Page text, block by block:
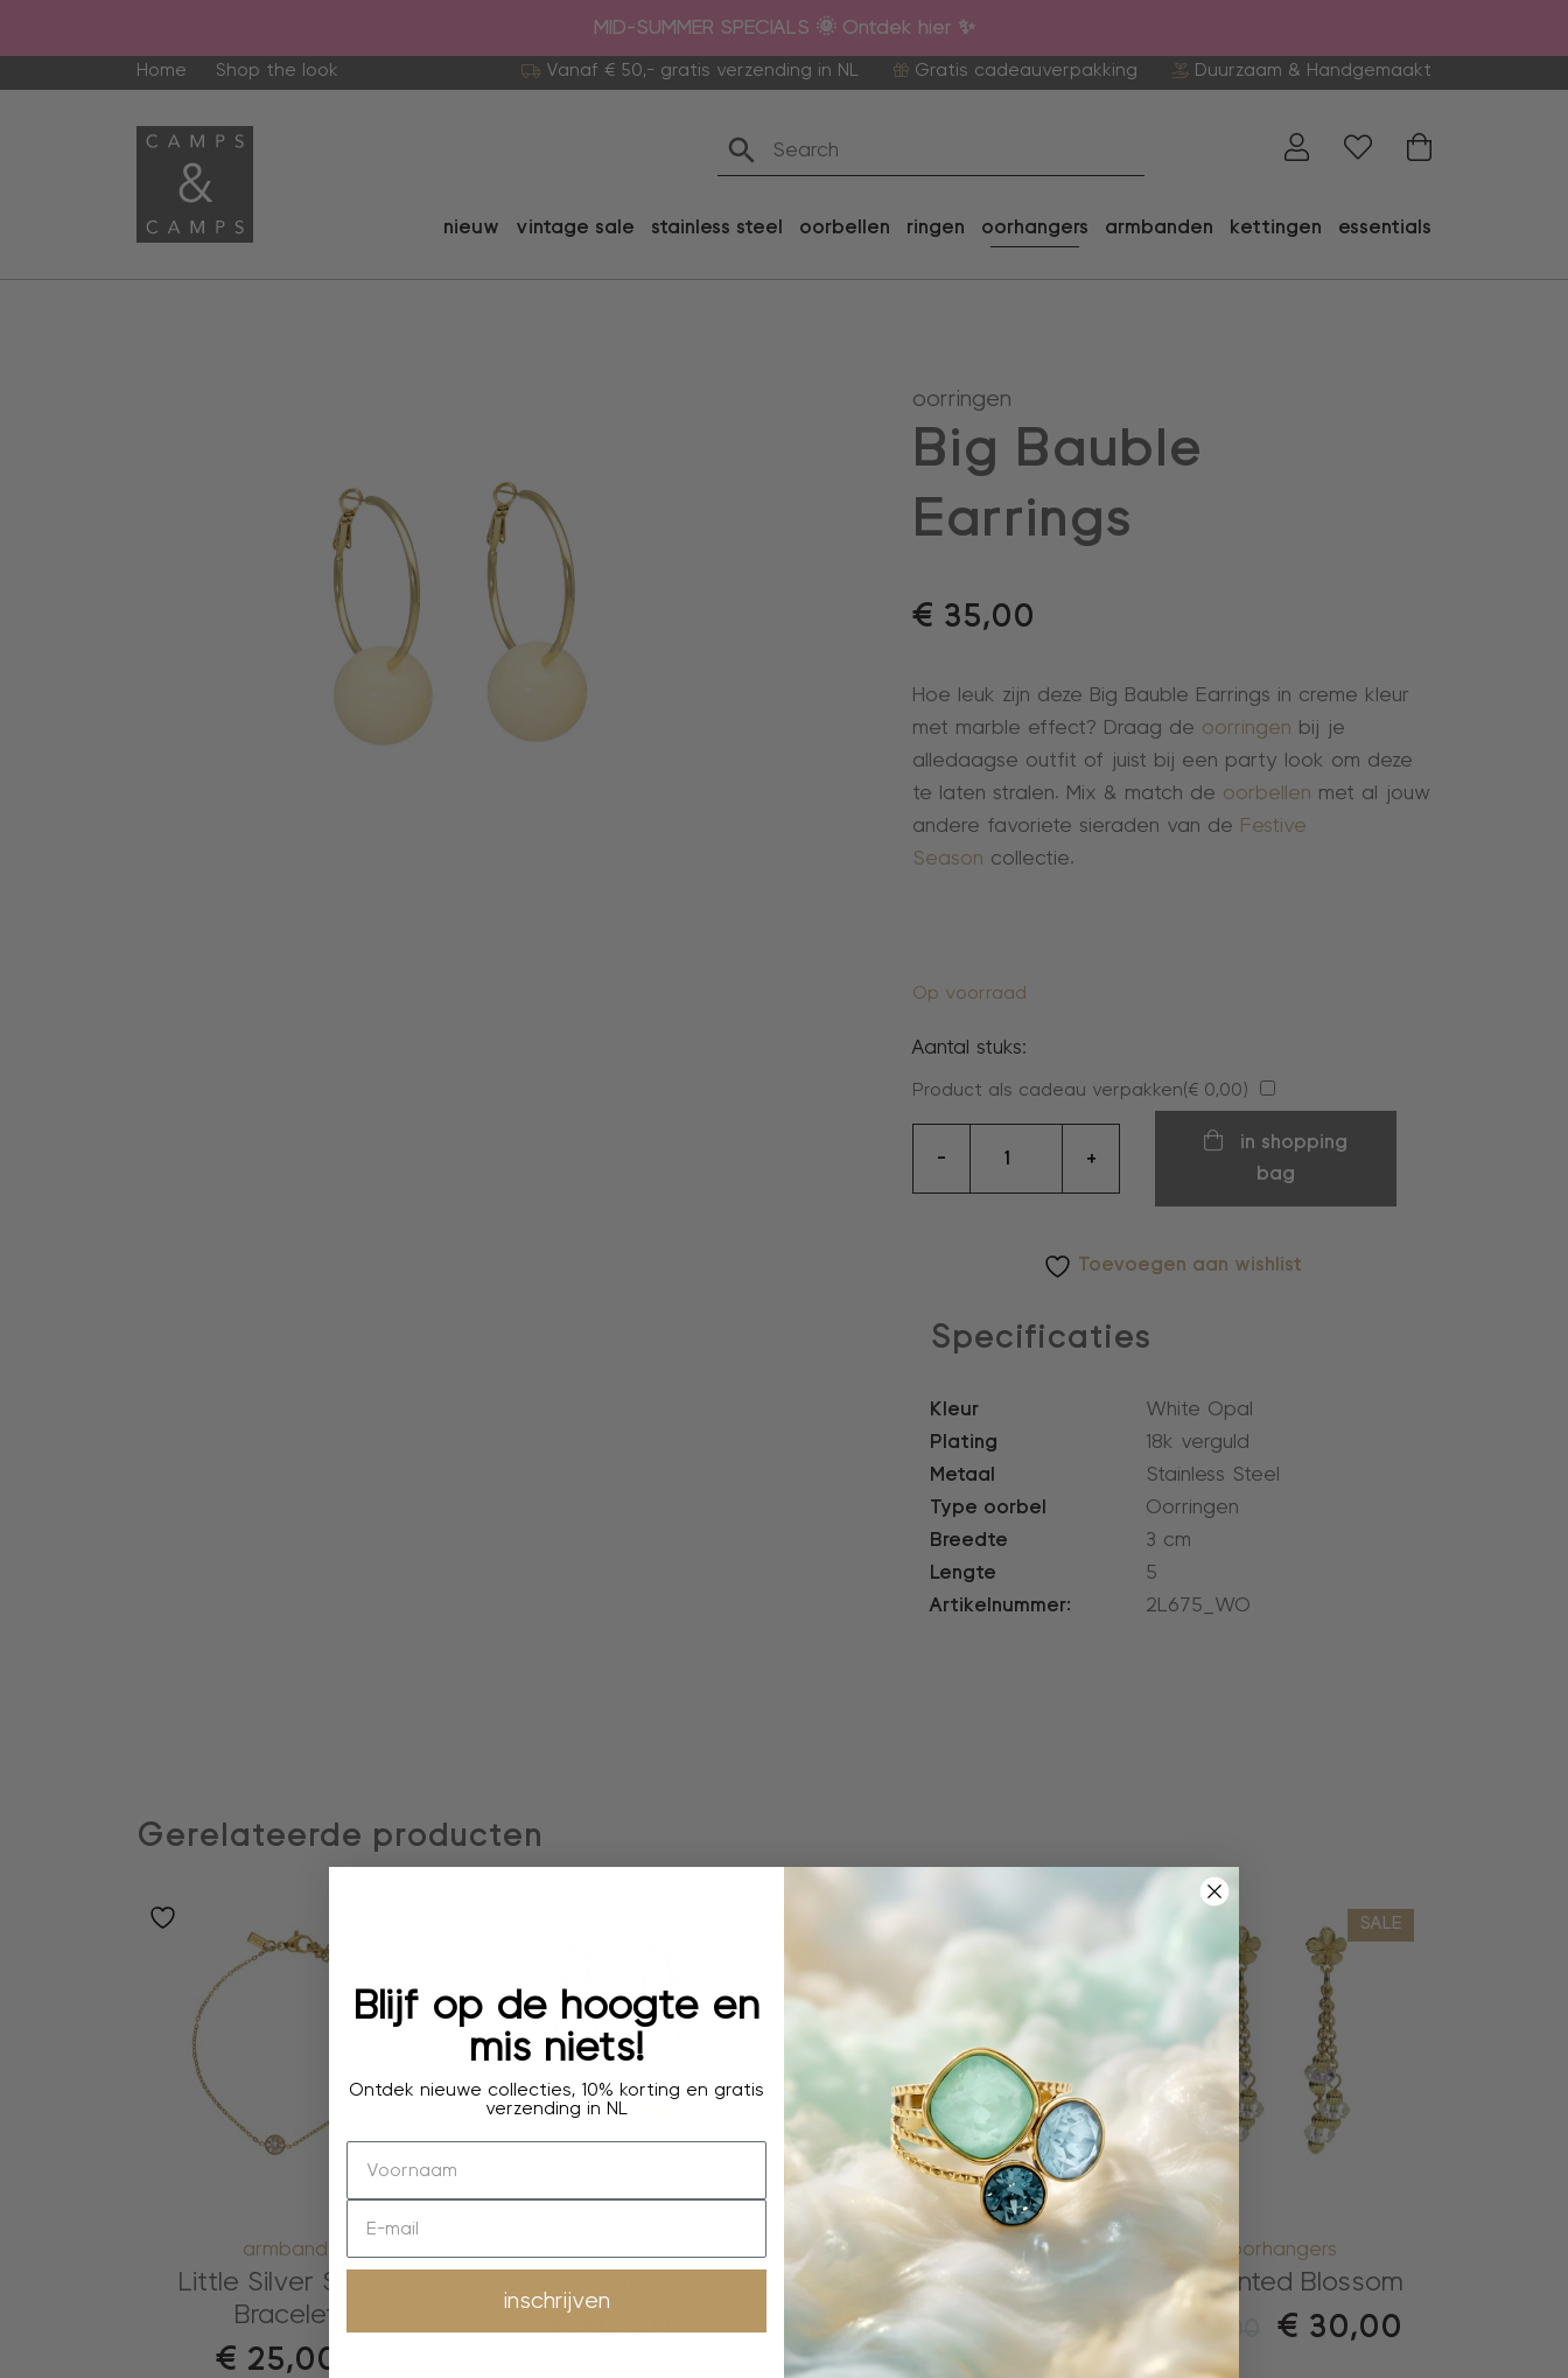
MID-SUMMER SPECIALS 🌞 Ontdek hier ✨
Home Shop the look Vanaf € 50,- gratis verzending in NL Gratis cadeauverpakking Duurzaam & Handgemaakt
nieuw vintage sale stainless steel oorbellen ringen oorhangers armbanden kettingen essentials
oorringen
Big Bauble
Earrings
€ 35,00
Hoe leuk zijn deze Big Bauble Earrings in creme kleur
met marble effect? Draag de oorringen bij je
alledaagse outfit of juist bij een party look om deze
te laten stralen. Mix & match de oorbellen met al jouw
andere favoriete sieraden van de Festive
Season collectie.
Op voorraad
Aantal stuks:
Product als cadeau verpakken(€ 0,00)
-
aantal
+
in shopping
bag
Toevoegen aan wishlist
Specificaties
Kleur
White Opal
Plating
18k verguld
Metaal
Stainless Steel
Type oorbel
Oorringen
Breedte
3 cm
Lengte
5
Artikelnummer:
2L675_WO
Gerelateerde producten
armband
Little Silver Stone
Bracelet
€ 25,00
€30,00
ketting
Little Silver Stone
Necklace
€ 30,00
SALE
oorhangers
Enchanted Blossom
€ 30,00
Blijf op de hoogte en
mis niets!
Ontdek nieuwe collecties, 10% korting en gratis
verzending in NL
inschrijven